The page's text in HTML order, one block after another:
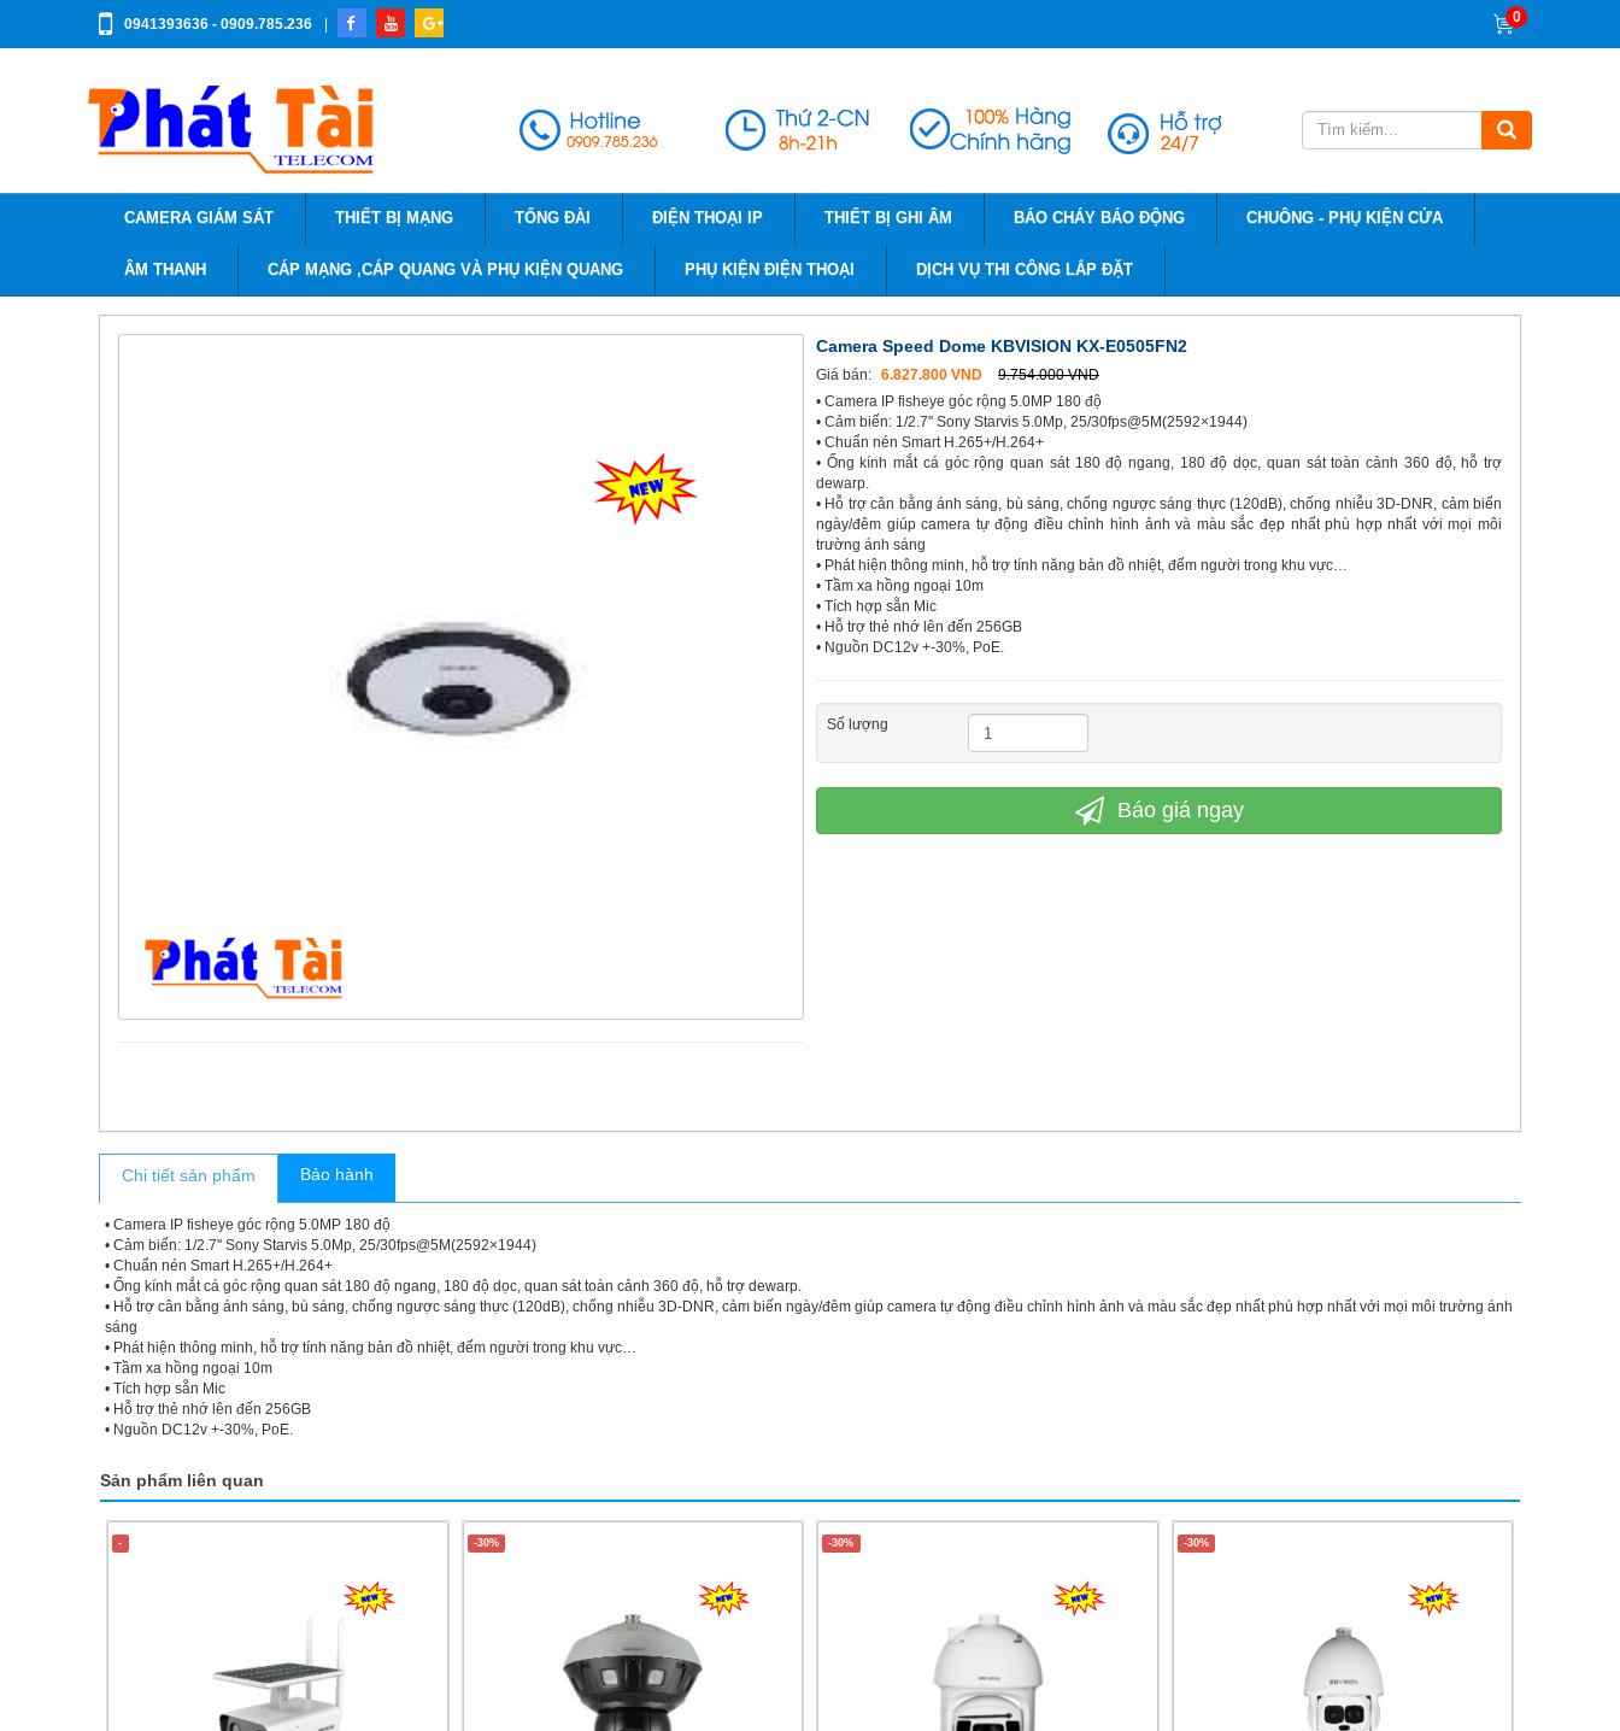
0941393636 - 0909.785.236 0
CAMERA GIÁM SÁT THIẾT BỊ MẠNG TỔNG ĐÀI ĐIỆN THOẠI IP THIẾT BỊ GHI ÂM BÁO CHÁY BÁO ĐỘNG CHUÔNG - PHỤ KIỆN CỬA
ÂM THANH CÁP MẠNG ,CÁP QUANG VÀ PHỤ KIỆN QUANG PHỤ KIỆN ĐIỆN THOẠI DỊCH VỤ THI CÔNG LẮP ĐẶT
Camera Speed Dome KBVISION KX-E0505FN2
Giá bán: 6.827.800 VND
9.754.000 VND
• Camera IP fisheye góc rộng 5.0MP 180 độ
• Cảm biến: 1/2.7'' Sony Starvis 5.0Mp, 25/30fps@5M(2592×1944)
• Chuẩn nén Smart H.265+/H.264+
• Ống kính mắt cá góc rộng quan sát 180 độ ngang, 180 độ dọc, quan sát toàn cảnh 360 độ, hỗ trợ
dewarp.
• Hỗ trợ cân bằng ánh sáng, bù sáng, chống ngược sáng thực (120dB), chống nhiễu 3D-DNR, cảm biến
ngày/đêm giúp camera tự động điều chỉnh hình ảnh và màu sắc đẹp nhất phù hợp nhất với mọi môi
trường ánh sáng
• Phát hiện thông minh, hỗ trợ tính năng bản đồ nhiệt, đếm người trong khu vực…
• Tầm xa hồng ngoại 10m
• Tích hợp sẵn Mic
• Hỗ trợ thẻ nhớ lên đến 256GB
• Nguồn DC12v +-30%, PoE.
Số lượng
Báo giá ngay
Chi tiết sản phẩm Bảo hành
• Camera IP fisheye góc rộng 5.0MP 180 độ
• Cảm biến: 1/2.7'' Sony Starvis 5.0Mp, 25/30fps@5M(2592×1944)
• Chuẩn nén Smart H.265+/H.264+
• Ống kính mắt cá góc rộng quan sát 180 độ ngang, 180 độ dọc, quan sát toàn cảnh 360 độ, hỗ trợ dewarp.
• Hỗ trợ cân bằng ánh sáng, bù sáng, chống ngược sáng thực (120dB), chống nhiễu 3D-DNR, cảm biến ngày/đêm giúp camera tự động điều chỉnh hình ảnh và màu sắc đẹp nhất phù hợp nhất với mọi môi trường ánh
sáng
• Phát hiện thông minh, hỗ trợ tính năng bản đồ nhiệt, đếm người trong khu vực…
• Tầm xa hồng ngoại 10m
• Tích hợp sẵn Mic
• Hỗ trợ thẻ nhớ lên đến 256GB
• Nguồn DC12v +-30%, PoE.
Sản phẩm liên quan
- -30% -30% -30%